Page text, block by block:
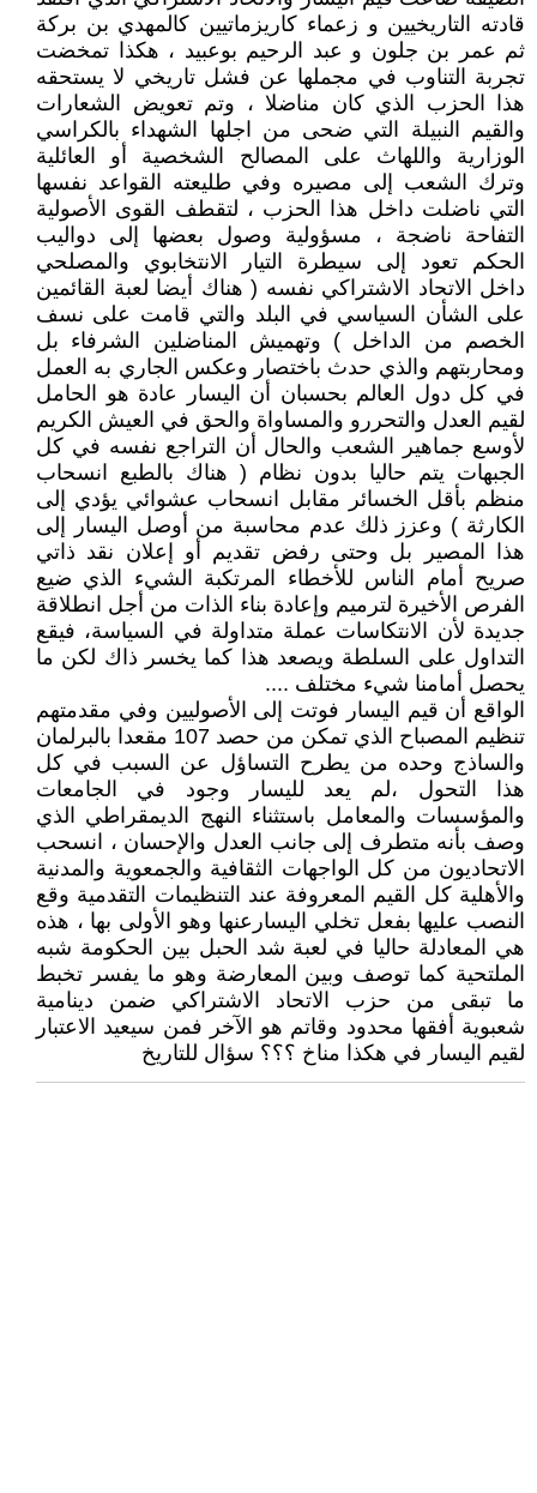
قادته التاريخيين و زعماء كاريزماتيين كالمهدي بن بركة
ثم عمر بن جلون و عبد الرحيم بوعبيد ، هكذا تمخضت
تجربة التناوب في مجملها عن فشل تاريخي لا يستحقه
هذا الحزب الذي كان مناضلا ، وتم تعويض الشعارات
والقيم النبيلة التي ضحى من اجلها الشهداء بالكراسي
الوزارية واللهاث على المصالح الشخصية أو العائلية
وترك الشعب إلى مصيره وفي طليعته القواعد نفسها
التي ناضلت داخل هذا الحزب ، لتقطف القوى الأصولية
التفاحة ناضجة ، مسؤولية وصول بعضها إلى دواليب
الحكم تعود إلى سيطرة التيار الانتخابوي والمصلحي
داخل الاتحاد الاشتراكي نفسه ( هناك أيضا لعبة القائمين
على الشأن السياسي في البلد والتي قامت على نسف
الخصم من الداخل ) وتهميش المناضلين الشرفاء بل
ومحاربتهم والذي حدث باختصار وعكس الجاري به العمل
في كل دول العالم بحسبان أن اليسار عادة هو الحامل
لقيم العدل والتحررو والمساواة والحق في العيش الكريم
لأوسع جماهير الشعب والحال أن التراجع نفسه في كل
الجبهات يتم حاليا بدون نظام ( هناك بالطبع انسحاب
منظم بأقل الخسائر مقابل انسحاب عشوائي يؤدي إلى
الكارثة ) وعزز ذلك عدم محاسبة من أوصل اليسار إلى
هذا المصير بل وحتى رفض تقديم أو إعلان نقد ذاتي
صريح أمام الناس للأخطاء المرتكبة الشيء الذي ضيع
الفرص الأخيرة لترميم وإعادة بناء الذات من أجل انطلاقة
جديدة لأن الانتكاسات عملة متداولة في السياسة، فيقع
التداول على السلطة ويصعد هذا كما يخسر ذاك لكن ما
يحصل أمامنا شيء مختلف ....
الواقع أن قيم اليسار فوتت إلى الأصوليين وفي مقدمتهم
تنظيم المصباح الذي تمكن من حصد 107 مقعدا بالبرلمان
والساذج وحده من يطرح التساؤل عن السبب في كل
هذا التحول ،لم يعد لليسار وجود في الجامعات
والمؤسسات والمعامل باستثناء النهج الديمقراطي الذي
وصف بأنه متطرف إلى جانب العدل والإحسان ، انسحب
الاتحاديون من كل الواجهات الثقافية والجمعوية والمدنية
والأهلية كل القيم المعروفة عند التنظيمات التقدمية وقع
النصب عليها بفعل تخلي اليسارعنها وهو الأولى بها ، هذه
هي المعادلة حاليا في لعبة شد الحبل بين الحكومة شبه
الملتحية كما توصف وبين المعارضة وهو ما يفسر تخبط
ما تبقى من حزب الاتحاد الاشتراكي ضمن دينامية
شعبوية أفقها محدود وقاتم هو الآخر فمن سيعيد الاعتبار
لقيم اليسار في هكذا مناخ ؟؟؟ سؤال للتاريخ